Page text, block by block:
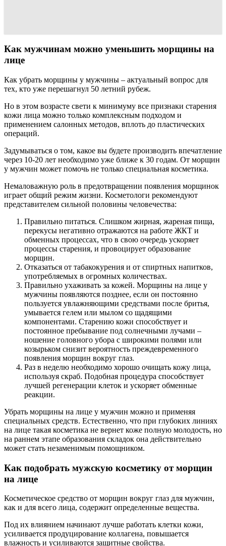
Как мужчинам можно уменьшить морщины на
лице
Как убрать морщины у мужчины – актуальный вопрос для
тех, кто уже перешагнул 50 летний рубеж.
Но в этом возрасте свети к минимуму все признаки старения
кожи лица можно только комплексным подходом и
применением салонных методов, вплоть до пластических
операций.
Задумываться о том, какое вы будете производить впечатление
через 10-20 лет необходимо уже ближе к 30 годам. От морщин
у мужчин может помочь не только специальная косметика.
Немаловажную роль в предотвращении появления морщинок
играет общий режим жизни. Косметологи рекомендуют
представителем сильной половины человечества:
Правильно питаться. Слишком жирная, жареная пища,
перекусы негативно отражаются на работе ЖКТ и
обменных процессах, что в свою очередь ускоряет
процессы старения, и провоцирует образование
морщин.
Отказаться от табакокурения и от спиртных напитков,
употребляемых в огромных количествах.
Правильно ухаживать за кожей. Морщины на лице у
мужчины появляются позднее, если он постоянно
пользуется увлажняющими средствами после бритья,
умывается гелем или мылом со щадящими
компонентами. Старению кожи способствует и
постоянное пребывание под солнечными лучами –
ношение головного убора с широкими полями или
козырьком снизит вероятность преждевременного
появления морщин вокруг глаз.
Раз в неделю необходимо хорошо очищать кожу лица,
используя скраб. Подобная процедура способствует
лучшей регенерации клеток и ускоряет обменные
реакции.
Убрать морщины на лице у мужчин можно и применяя
специальных средств. Естественно, что при глубоких линиях
на лице такая косметика не вернет коже полную молодость, но
на раннем этапе образования складок она действительно
может стать незаменимым помощником.
Как подобрать мужскую косметику от морщин
на лице
Косметическое средство от морщин вокруг глаз для мужчин,
как и для всего лица, содержит определенные вещества.
Под их влиянием начинают лучше работать клетки кожи,
усиливается продуцирование коллагена, повышается
влажность и усиливаются защитные свойства.